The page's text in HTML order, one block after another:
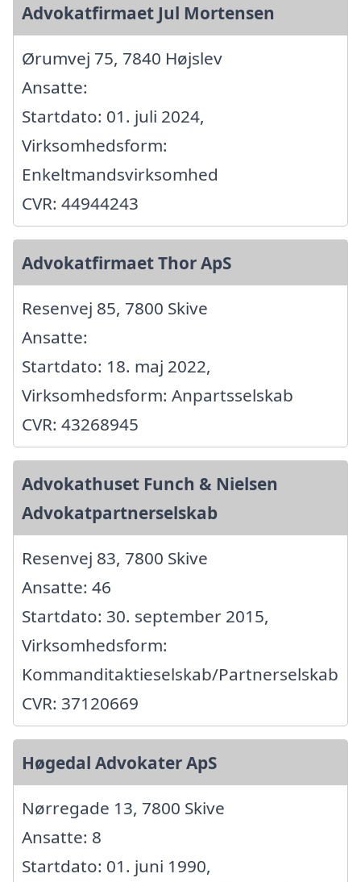
Advokatfirmaet Jul Mortensen
Ørumvej 75, 7840 Højslev
Ansatte:
Startdato: 01. juli 2024,
Virksomhedsform:
Enkeltmandsvirksomhed
CVR: 44944243
Advokatfirmaet Thor ApS
Resenvej 85, 7800 Skive
Ansatte:
Startdato: 18. maj 2022,
Virksomhedsform: Anpartsselskab
CVR: 43268945
Advokathuset Funch & Nielsen
Advokatpartnerselskab
Resenvej 83, 7800 Skive
Ansatte: 46
Startdato: 30. september 2015,
Virksomhedsform:
Kommanditaktieselskab/Partnerselskab
CVR: 37120669
Høgedal Advokater ApS
Nørregade 13, 7800 Skive
Ansatte: 8
Startdato: 01. juni 1990,